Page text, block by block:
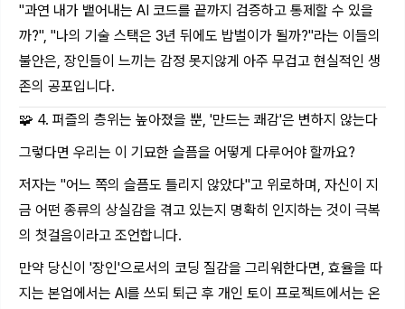
"과연 내가 뱉어내는 AI 코드를 끝까지 검증하고 통제할 수 있을
까?", "나의 기술 스택은 3년 뒤에도 밥벌이가 될까?"라는 이들의
불안은, 장인들이 느끼는 감정 못지않게 아주 무겁고 현실적인 생
존의 공포입니다.
🧩 4. 퍼즐의 층위는 높아졌을 뿐, '만드는 쾌감'은 변하지 않는다
그렇다면 우리는 이 기묘한 슬픔을 어떻게 다루어야 할까요?
저자는 "어느 쪽의 슬픔도 틀리지 않았다"고 위로하며, 자신이 지
금 어떤 종류의 상실감을 겪고 있는지 명확히 인지하는 것이 극복
의 첫걸음이라고 조언합니다.
만약 당신이 '장인'으로서의 코딩 질감을 그리워한다면, 효율을 따
지는 본업에서는 AI를 쓰되 퇴근 후 개인 토이 프로젝트에서는 온